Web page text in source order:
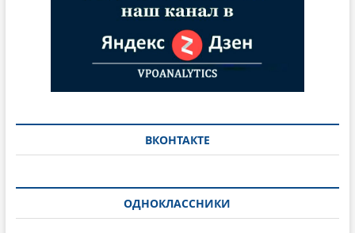
ВКОНТАКТЕ
ОДНОКЛАССНИКИ